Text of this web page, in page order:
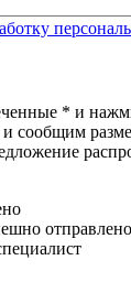
* и
сообщим